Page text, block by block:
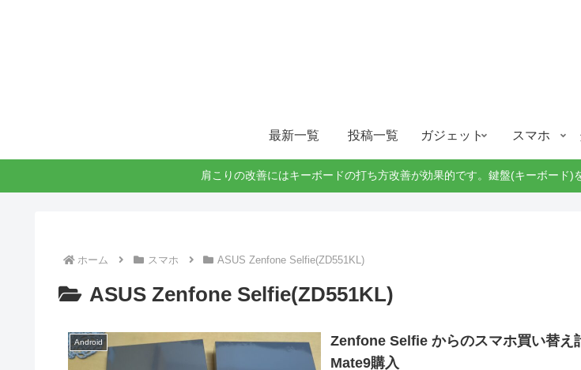
最新一覧 投稿一覧 ガジェット スマホ
肩こりの改善にはキーボードの打ち方改善が効果的です。鍵盤(キーボード)
ホーム スマホ ASUS Zenfone Selfie(ZD551KL)
ASUS Zenfone Selfie(ZD551KL)
Android
Zenfone Selfie からのスマホ買い替
Mate9購入